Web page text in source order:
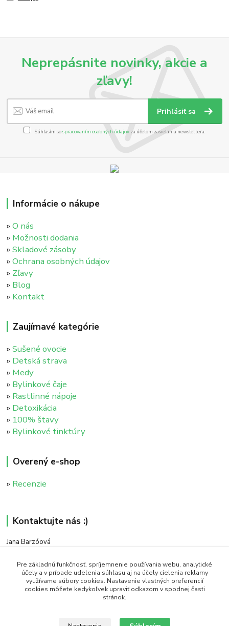
Neprepásnite novinky, akcie a
zľavy!
Prihlásiť sa
Súhlasím sospracovaním osobných údajov za účelom zasielania newslettera.
Informácie o nákupe
»O nás
» Možnosti dodania
»Skladové zásoby
»Ochrana osobných údajov
» Zľavy
» Blog
» Kontakt
Zaujímavé kategórie
»Sušené ovocie
» Detská strava
» Medy
» Bylinkové čaje
» Rastlinné nápoje
» Detoxikácia
» 100% štavy
» Bylinkové tinktúry
Overený e-shop
» Recenzie
Kontaktujte nás :)
Jana Barzóová
(PO - PIA, 8:00 - 18:00)
objednavky@naturaj.sk
Pre základnú funkčnosť, spríjemnenie používania webu, analytické
účely a v prípade udelenia súhlasu aj na účely cielenia reklamy
využívame súbory cookies. Nastavenie vlastných preferencií
cookies môžete kedykoľvek upraviť odkazom v spodnej časti
stránok.